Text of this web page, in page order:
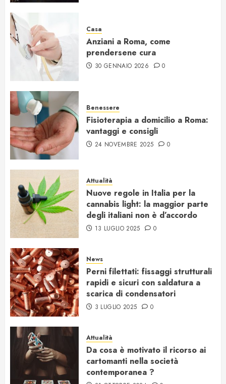
Casa
Anziani a Roma, come
prendersene cura
30 GENNAIO 2026 0
Benessere
Fisioterapia a domicilio a Roma:
vantaggi e consigli
24 NOVEMBRE 2025 0
Attualità
Nuove regole in Italia per la
cannabis light: la maggior parte
degli italiani non è d’accordo
13 LUGLIO 2025 0
News
Perni filettati: fissaggi strutturali
rapidi e sicuri con saldatura a
scarica di condensatori
3 LUGLIO 2025 0
Attualità
Da cosa è motivato il ricorso ai
cartomanti nella società
contemporanea ?